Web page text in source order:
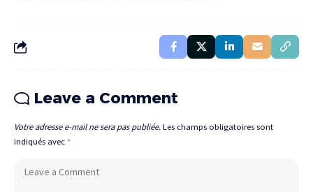
Leave a Comment
Votre adresse e-mail ne sera pas publiée. Les champs obligatoires sont
indiqués avec *